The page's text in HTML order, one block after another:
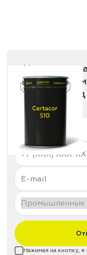
Не знаете,
Мы поможем
под
Нажимая на кнопку,